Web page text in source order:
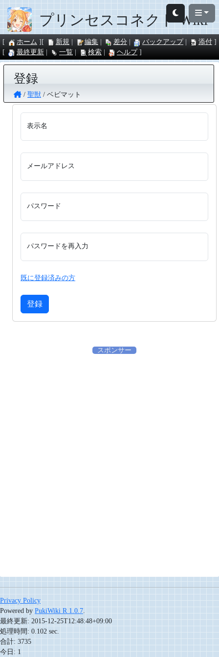
プリンセスコネクト Wiki
ホーム 新規 編集 差分 バックアップ
添付
最終更新
一覧 検索 ヘルプ
登録
聖獣 ベビマット
表示名
メールアドレス
パスワード
パスワードを再入力
既に登録済みの方
登録
スポンサー
Privacy Policy
Powered by PukiWiki R 1.0.7
最終更新: 2015-12-25T12:48:48+09:00
処理時間: 0.102 sec.
合計: 3735
今日: 1